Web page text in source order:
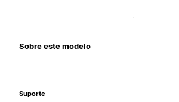
Sobre este modelo
Suporte